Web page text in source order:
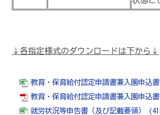
↓各指定様式のダウンロードは下から↓
教育・保育給付認定申請書兼入園申込
教育・保育給付認定申請書兼入園申込
就労状況等申告書（及び記載要領）